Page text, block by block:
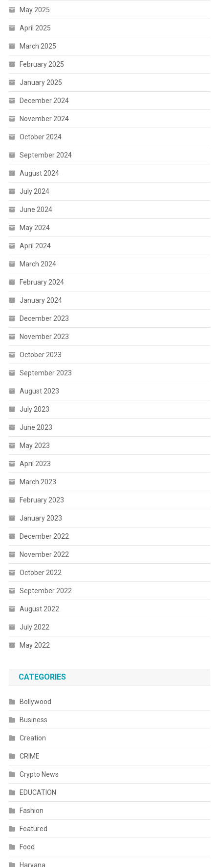
May 2025
April 2025
March 2025
February 2025
January 2025
December 2024
November 2024
October 2024
September 2024
August 2024
July 2024
June 2024
May 2024
April 2024
March 2024
February 2024
January 2024
December 2023
November 2023
October 2023
September 2023
August 2023
July 2023
June 2023
May 2023
April 2023
March 2023
February 2023
January 2023
December 2022
November 2022
October 2022
September 2022
August 2022
July 2022
May 2022
CATEGORIES
Bollywood
Business
Creation
CRIME
Crypto News
EDUCATION
Fashion
Featured
Food
Haryana